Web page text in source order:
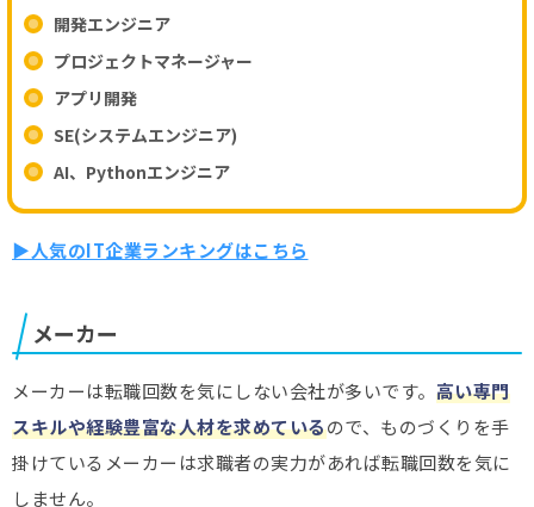
開発エンジニア
プロジェクトマネージャー
アプリ開発
SE(システムエンジニア)
AI、Pythonエンジニア
▶人気のIT企業ランキングはこちら
メーカー
メーカーは転職回数を気にしない会社が多いです。 高い専門
スキルや経験豊富な人材を求めているので、ものづくりを手
掛けているメーカーは求職者の実力があれば転職回数を気に
しません。